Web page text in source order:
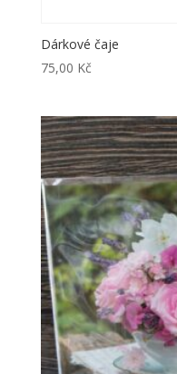
Dárkové čaje
75,00 Kč